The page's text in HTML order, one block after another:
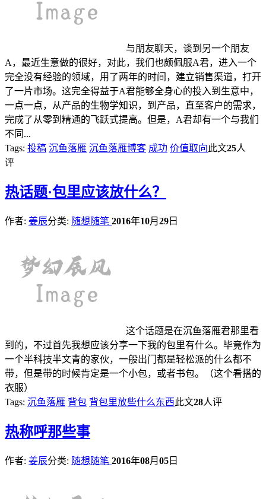
与朋友聊天，谈到另一个朋友
A，最近生意做的很好，对此，我们也颇佩服A君，进入一个
完全没有经验的领域，用了两年的时间，建立销售渠道，打开
了一片市场。这完全得益于A君能够全身心的投入到生意中，
一点一点，从产品的生物学知识，到产品，直至客户的需求，
完成了从零到精通的飞跃式提高。但是，A君却有一个与我们
不同...
Tags: 投稿 沉鱼落雁 沉鱼落雁博客 成功 价值取向此文25人
评
热话题·包里应该放什么？
作者: 姜辰分类: 随想随笔 2016年10月 29 日
这个话题是在沉鱼落雁君那里看
到的，不过首先我想应该分享一下我的包里有什么。毕竟作为
一个半科技半文青的家伙，一般出门都是轻松派的什么都不
带，但是带的时候肯定是一个小包，或者书包。（这个看搭的
衣服）
Tags: 沉鱼落雁 背包 背包里放些什么东西此文28人评
热称呼那些事
作者: 姜辰分类: 随想随笔 2016年08月 05 日